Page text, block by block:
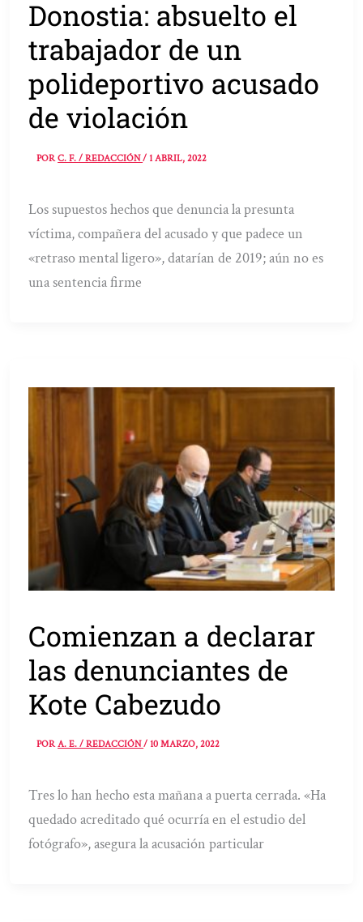
Donostia: absuelto el
trabajador de un
polideportivo acusado
de violación
PORC. F. / REDACCIÓN/1 ABRIL, 2022
Los supuestos hechos que denuncia la presunta
víctima, compañera del acusado y que padece un
«retraso mental ligero», datarían de 2019; aún no es
una sentencia firme
Comienzan a declarar
las denunciantes de
Kote Cabezudo
PORA. E. / REDACCIÓN/10 MARZO, 2022
Tres lo han hecho esta mañana a puerta cerrada. «Ha
quedado acreditado qué ocurría en el estudio del
fotógrafo», asegura la acusación particular